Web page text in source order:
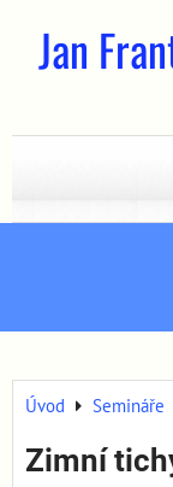
Jan
Úvod Semináře
Zimní